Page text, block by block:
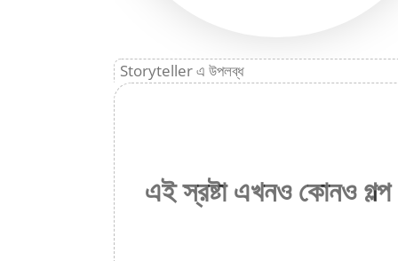
Storyteller এ উপলব্ধ
এই স্রষ্টা এখনও কোনও গল্প